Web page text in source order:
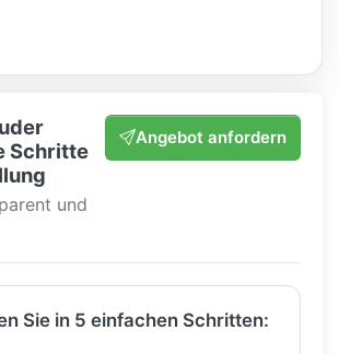
Schritte
und
Angebot anfordern
Sie in 5 einfachen Schritten: